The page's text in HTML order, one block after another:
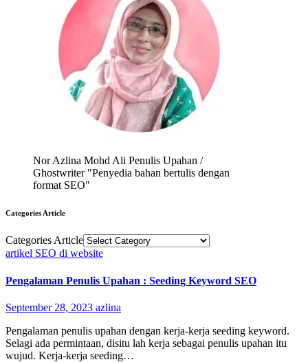
Nor Azlina Mohd Ali Penulis Upahan /
Ghostwriter "Penyedia bahan bertulis dengan
format SEO"
Categories Article
Categories Article
artikel SEO di website
Pengalaman Penulis Upahan : Seeding Keyword SEO
September 28, 2023 azlina
Pengalaman penulis upahan dengan kerja-kerja seeding keyword.
Selagi ada permintaan, disitu lah kerja sebagai penulis upahan itu
wujud. Kerja-kerja seeding…